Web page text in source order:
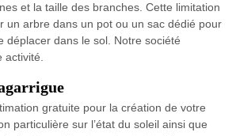
et la taille des branches. Cette limitation
un arbre dans un pot ou un sac dédié pour
déplacer dans le sol. Notre société
gratuite pour la création de votre
particulière sur l’état du soleil ainsi que